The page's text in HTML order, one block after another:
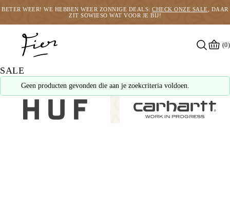
BETER WEER! WE HEBBEN WEER ZONNIGE DEALS:CHECK ONZE SALE , DAAR
ZIT SOWIESO WAT VOOR JE BIJ!
(0)
SALE
Geen producten gevonden die aan je zoekcriteria voldoen.